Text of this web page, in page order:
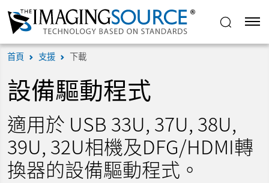
首頁 支援 下載
設備驅動程式
適用於 USB 33U, 37U, 38U,
39U, 32U相機及DFG/HDMI轉
換器的設備驅動程式。